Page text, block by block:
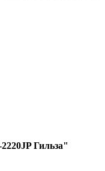
Гильза"